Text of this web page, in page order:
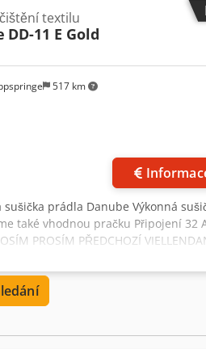
517 km
textilu
DD-11 E Gold
sušička prádla Danube Výkonná
také vhodnou pračku Připojení 32
PROSÍM PŘEDCHOZÍ